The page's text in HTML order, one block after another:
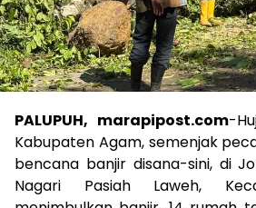
PALUPUH, marapipost.com-
Kabupaten Agam, semenjak
bencana banjir disana-sini, di
Nagari Pasiah Laweh,